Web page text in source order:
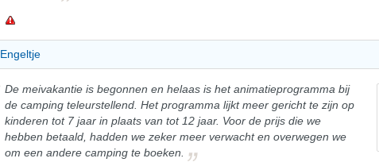
Engeltje
De meivakantie is begonnen en helaas is het animatieprogramma bij
de camping teleurstellend. Het programma lijkt meer gericht te zijn op
kinderen tot 7 jaar in plaats van tot 12 jaar. Voor de prijs die we
hebben betaald, hadden we zeker meer verwacht en overwegen we
om een andere camping te boeken.